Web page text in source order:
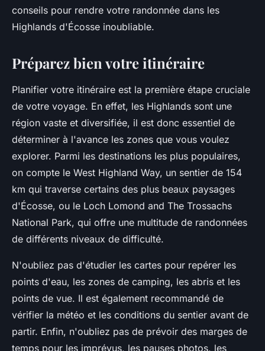
conseils pour rendre votre randonnée dans les
Highlands d'Écosse inoubliable.
Préparez bien votre itinéraire
Planifier votre itinéraire est la première étape cruciale
de votre voyage. En effet, les Highlands sont une
région vaste et diversifiée, il est donc essentiel de
déterminer à l'avance les zones que vous voulez
explorer. Parmi les destinations les plus populaires,
on compte le West Highland Way, un sentier de 154
km qui traverse certains des plus beaux paysages
d'Écosse, ou le Loch Lomond and The Trossachs
National Park, qui offre une multitude de randonnées
de différents niveaux de difficulté.
N'oubliez pas d'étudier les cartes pour repérer les
points d'eau, les zones de camping, les abris et les
points de vue. Il est également recommandé de
vérifier la météo et les conditions du sentier avant de
partir. Enfin, n'oubliez pas de prévoir des marges de
temps pour les imprévus, les pauses photos, les